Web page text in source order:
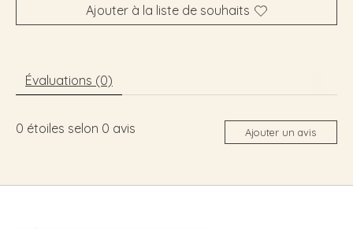
Ajouter à la liste de souhaits
Évaluations (0)
0 étoiles selon 0 avis Ajouter un avis